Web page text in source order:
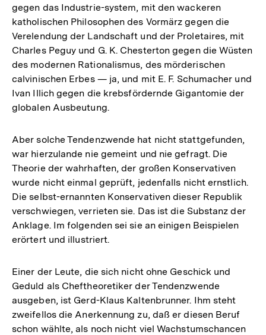
gegen das Industrie-system, mit den wackeren
katholischen Philosophen des Vormärz gegen die
Verelendung der Landschaft und der Proletaires, mit
Charles Peguy und G. K. Chesterton gegen die Wüsten
des modernen Rationalismus, des mörderischen
calvinischen Erbes — ja, und mit E. F. Schumacher und
Ivan Illich gegen die krebsfördernde Gigantomie der
globalen Ausbeutung.
Aber solche Tendenzwende hat nicht stattgefunden,
war hierzulande nie gemeint und nie gefragt. Die
Theorie der wahrhaften, der großen Konservativen
wurde nicht einmal geprüft, jedenfalls nicht ernstlich.
Die selbst-ernannten Konservativen dieser Republik
verschwiegen, verrieten sie. Das ist die Substanz der
Anklage. Im folgenden sei sie an einigen Beispielen
erörtert und illustriert.
Einer der Leute, die sich nicht ohne Geschick und
Geduld als Cheftheoretiker der Tendenzwende
ausgeben, ist Gerd-Klaus Kaltenbrunner. Ihm steht
zweifellos die Anerkennung zu, daß er diesen Beruf
schon wählte, als noch nicht viel Wachstumschancen